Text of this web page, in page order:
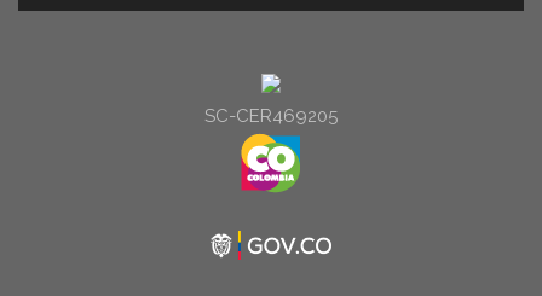
de
SC-CER469205